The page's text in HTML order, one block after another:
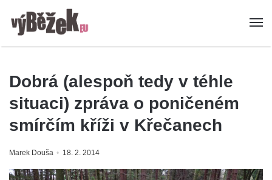
Dobrá (alespoň tedy v téhle
situaci) zpráva o poničeném
smírčím kříži v Křečanech
Marek Douša 18. 2. 2014